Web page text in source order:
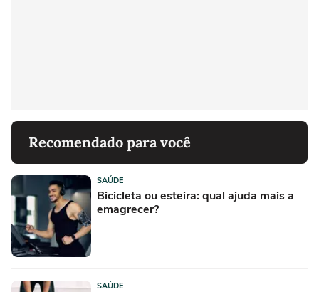
Recomendado para você
SAÚDE
Bicicleta ou esteira: qual ajuda mais a
emagrecer?
SAÚDE